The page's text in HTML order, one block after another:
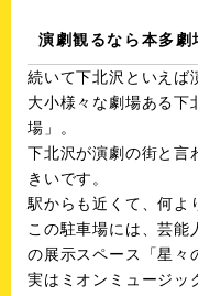
演劇観るなら本多劇
続いて下北沢といえば
大小様々な劇場ある下
場」。
下北沢が演劇の街と言
きいです。
駅からも近くて、何よ
この駐車場には、芸能
の展示スペース「星々
実はミオンミュージッ